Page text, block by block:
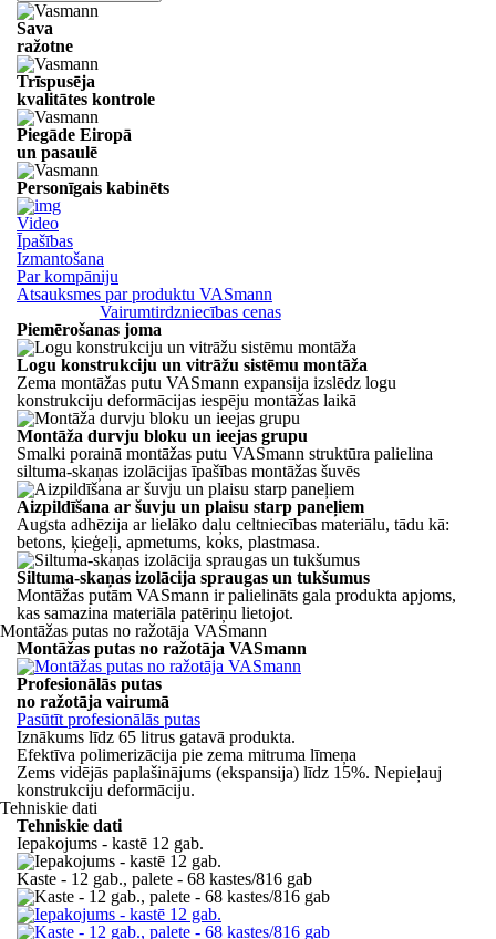
Sava
ražotne
Trīspusēja
kvalitātes kontrole
Piegāde Eiropā
un pasaulē
Personīgais kabinēts
Video
Īpašības
Izmantošana
Par kompāniju
Atsauksmes par produktu VASmann
Vairumtirdzniecības cenas
Piemērošanas joma
Logu konstrukciju un vitrāžu sistēmu montāža
Zema montāžas putu VASmann expansija izslēdz logu
konstrukciju deformācijas iespēju montāžas laikā
Montāža durvju bloku un ieejas grupu
Smalki porainā montāžas putu VASmann struktūra palielina
siltuma-skaņas izolācijas īpašības montāžas šuvēs
Aizpildīšana ar šuvju un plaisu starp paneļiem
Augsta adhēzija ar lielāko daļu celtniecības materiālu, tādu kā:
betons, ķieģeļi, apmetums, koks, plastmasa.
Siltuma-skaņas izolācija spraugas un tukšumus
Montāžas putām VASmann ir palielināts gala produkta apjoms,
kas samazina materiāla patēriņu lietojot.
Montāžas putas no ražotāja VASmann
Montāžas putas no ražotāja VASmann
Profesionālās putas
no ražotāja vairumā
Pasūtīt profesionālās putas
Iznākums līdz 65 litrus gatavā produkta.
Efektīva polimerizācija pie zema mitruma līmeņa
Zems vidējās paplašinājums (ekspansija) līdz 15%. Nepieļauj
konstrukciju deformāciju.
Tehniskie dati
Tehniskie dati
Iepakojums - kastē 12 gab.
Kaste - 12 gab., palete - 68 kastes/816 gab